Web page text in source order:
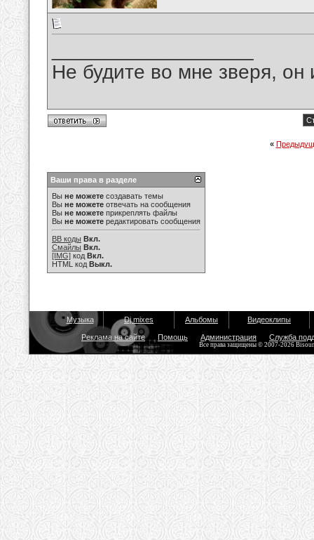
Не будите во мне зверя, он
«
Ваши права в разделе
Вы не можете создавать темы
Вы не можете отвечать на сообщения
Вы не можете прикреплять файлы
Вы не можете редактировать сообщения
BB коды Вкл.
Смайлы Вкл.
[IMG] код Вкл.
HTML код Выкл.
Музыка Dj mixes Альбомы Видеоклипы
Реклама на сайте Помощь Администрация Служба
Все права защищены © 2007-2026